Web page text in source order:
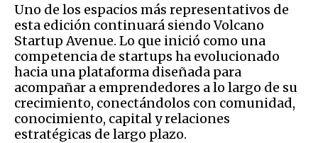
Uno de los espacios más representativos de
esta edición continuará siendo Volcano
Startup Avenue. Lo que inició como una
competencia de startups ha evolucionado
hacia una plataforma diseñada para
acompañar a emprendedores a lo largo de su
crecimiento, conectándolos con comunidad,
conocimiento, capital y relaciones
estratégicas de largo plazo.